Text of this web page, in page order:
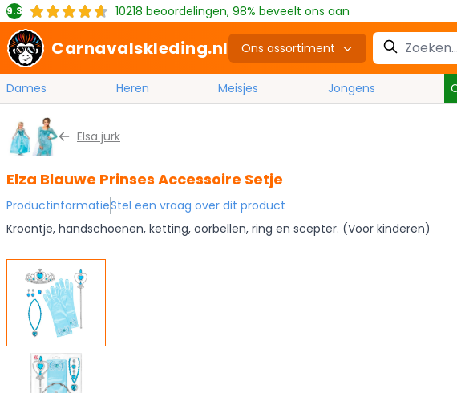
9.3 10218 beoordelingen, 98% beveelt ons aan
Carnavalskleding.nl Ons assortiment
Dames Heren Meisjes Jongens
Elsa jurk
Elza Blauwe Prinses Accessoire Setje
ProductinformatieStel een vraag over dit product
Kroontje, handschoenen, ketting, oorbellen, ring en scepter. (Voor kinderen)